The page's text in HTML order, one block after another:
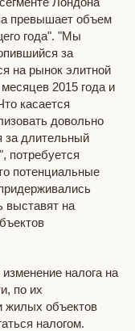
превышает объем
года". "Мы
за
на рынок элитной
2015 года и
касается
довольно
за длительный
потребуется
потенциальные
на
налога на
по их
жилых объектов
налогом.